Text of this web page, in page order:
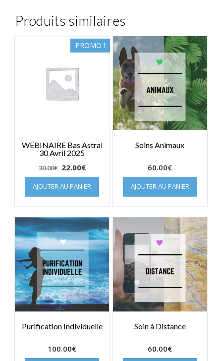
Produits similaires
PROMO !
WEBINAIRE Bas Astral
30 Avril 2025
30.00€ Le
prix
initial
était :
30.00€.
22.00€Le
prix
actuel
est :
22.00€.
AJOUTER AU PANIER
Soins Animaux
60.00€
AJOUTER AU PANIER
Purification Individuelle
100.00€
Soin à Distance
60.00€